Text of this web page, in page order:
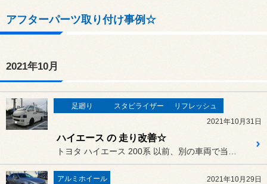
アフターパーツ取り付け事例☆
2021年10月
足廻り スタビライザー
リフレッシュ
2021年10月31日
ハイエース の 走り改善☆
アルミホイール 2021年10月29日